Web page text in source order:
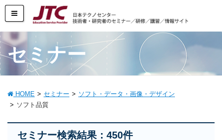
セミナー
HOME セミナー
ソフト・データ・画像・デザイン
ソフト品質
セミナー検索結果：450件